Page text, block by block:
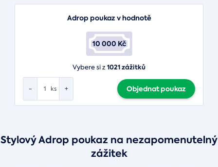
Adrop poukaz v hodnotě
10 000 Kč
Vybere si z1021 zážitků
- +
ks Objednat poukaz
Stylový Adrop poukaz na nezapomenutelný
zážitek